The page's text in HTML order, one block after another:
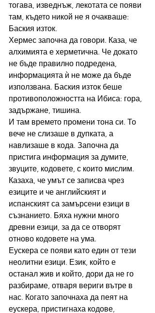
тогава, изведнъж, лекотата се появи
там, където никой не я очакваше:
Баския изток.
Хермес започна да говори. Каза, че
алхимията е херметична. Че докато
не бъде правилно подредена,
информацията ѝ не може да бъде
използвана. Баския изток беше
противоположността на Ибиса: гора,
задържане, тишина.
И там времето промени тона си. То
вече не слизаше в дупката, а
навлизаше в кода. Започна да
пристига информация за думите,
звуците, кодовете, с които мислим.
Казаха, че умът се записва чрез
езиците и че английският и
испанският са замърсени езици в
съзнанието. Бяха нужни много
древни езици, за да се отворят
отново кодовете на ума.
Еускера се появи като един от тези
неолитни езици. Език, който е
останал жив и който, дори да не го
разбираме, отваря вериги вътре в
нас. Когато започнаха да пеят на
еускера, пристигнаха кодове,